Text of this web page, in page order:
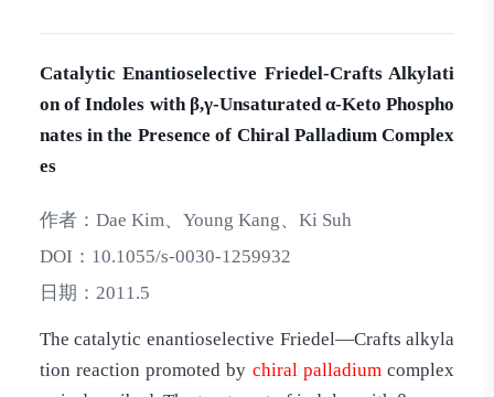
Catalytic Enantioselective Friedel-Crafts Alkylati
on of Indoles with β,γ-Unsaturated α-Keto Phospho
nates in the Presence of Chiral Palladium Complex
es
作者： Dae Kim、Young Kang、Ki Suh
DOI： 10.1055/s-0030-1259932
日期： 2011.5
The catalytic enantioselective Friedel―Crafts alkyla
tion reaction promoted by chiral palladiumcomplex